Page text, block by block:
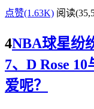
点赞(1.63K) 阅读
4NBA球星纷
7、D Rose
爱呢？